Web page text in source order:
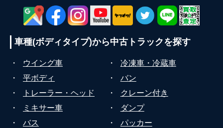
車種(ボディタイプ)から中古トラックを探す
・ ウイング車 ・
冷凍車・冷蔵車
・
平ボディ ・
バン
・
トレーラー・ヘッド ・
クレーン付き
・
ミキサー車 ・
ダンプ
・
バス ・ パッカー